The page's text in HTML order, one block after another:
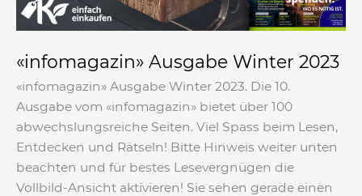
«infomagazin» Ausgabe Winter 2023
«infomagazin» Ausgabe Winter 2023. Die 10.
Ausgabe vom «infomagazin» bietet über 100
abwechslungsreiche Seiten. Viel Spass beim Lesen,
Entdecken und Rätseln! Bitte Hinweis weiter unten
beachten und für bestes Lesevergnügen die
Vollbild-Ansicht aktivieren! Sie sehen gerade einen